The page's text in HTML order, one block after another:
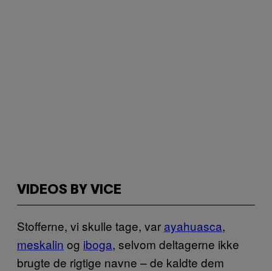
VIDEOS BY VICE
Stofferne, vi skulle tage, var ayahuasca,
meskalin og iboga, selvom deltagerne ikke
brugte de rigtige navne – de kaldte dem